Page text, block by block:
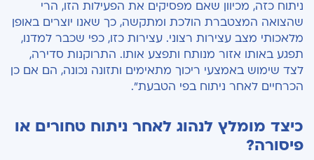
ניתוח כזה, מכיוון שאם מפסיקים את הפעילות הזו, הרי
שהצואה המצטברת הולכת ומתקשה, כך שאנו יוצרים באופן
מלאכותי מצב עצירות רצוני. עצירות כזו, כפי שכבר למדנו,
תפגע באותו אזור מנותח ותפצע אותו. התרוקנות סדירה,
לצד שימוש באמצעי ריכוך מתאימים ותזונה נכונה, הם אם כן
הכרחיים לאחר ניתוח בפי הטבעת".
כיצד מומלץ לנהוג לאחר ניתוח טחורים או
פיסורה?